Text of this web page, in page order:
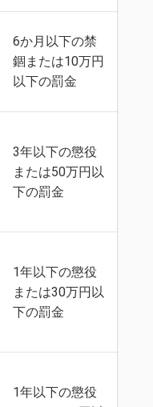
6か月以下の禁
錮または10万円
以下の罰金
3年以下の懲役
または50万円以
下の罰金
1年以下の懲役
または30万円以
下の罰金
1年以下の懲役